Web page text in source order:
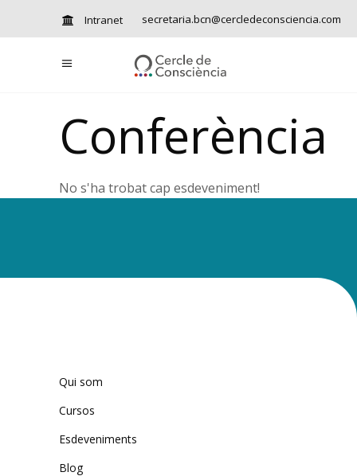
Intranet secretaria.bcn@cercledeconsciencia.com
Conferència
No s'ha trobat cap esdeveniment!
Qui som
Cursos
Esdeveniments
Blog